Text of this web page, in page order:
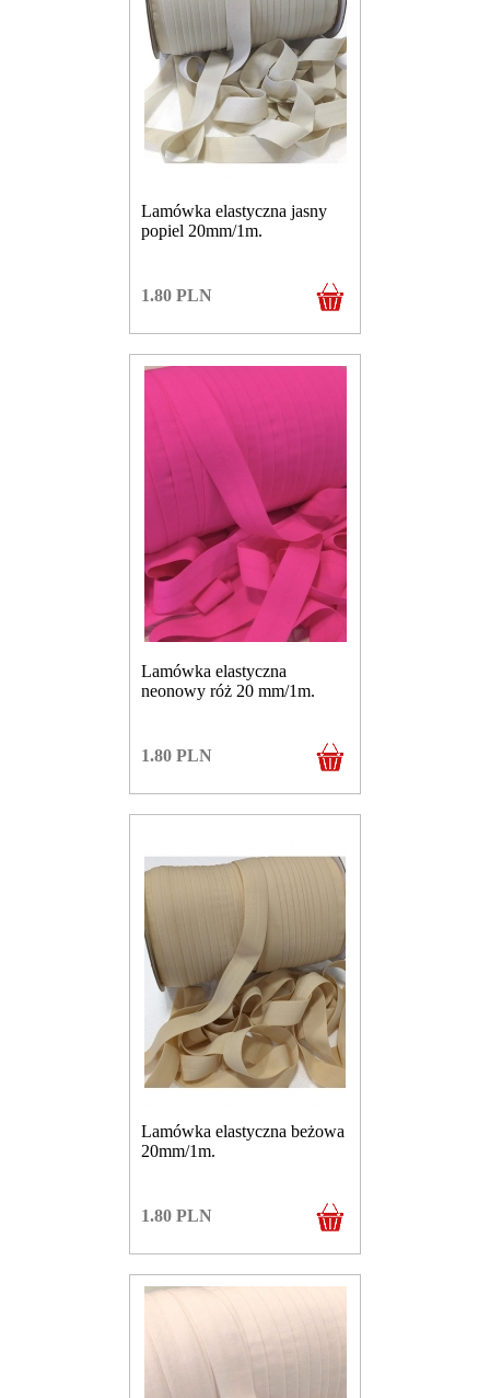
Lamówka elastyczna jasny
popiel 20mm/1m.
1.80 PLN
Lamówka elastyczna
neonowy róż 20 mm/1m.
1.80 PLN
Lamówka elastyczna beżowa
20mm/1m.
1.80 PLN